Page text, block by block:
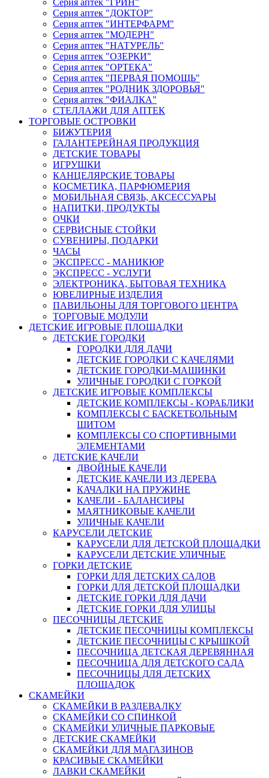
Серия аптек "ДОКТОР"
Серия аптек "ИНТЕРФАРМ"
Серия аптек "МОДЕРН"
Серия аптек "НАТУРЕЛЬ"
Серия аптек "ОЗЕРКИ"
Серия аптек "ОРТЕКА"
Серия аптек "ПЕРВАЯ ПОМОЩЬ"
Серия аптек "РОДНИК ЗДОРОВЬЯ"
Серия аптек "ФИАЛКА"
СТЕЛЛАЖИ ДЛЯ АПТЕК
ТОРГОВЫЕ ОСТРОВКИ
БИЖУТЕРИЯ
ГАЛАНТЕРЕЙНАЯ ПРОДУКЦИЯ
ДЕТСКИЕ ТОВАРЫ
ИГРУШКИ
КАНЦЕЛЯРСКИЕ ТОВАРЫ
КОСМЕТИКА, ПАРФЮМЕРИЯ
МОБИЛЬНАЯ СВЯЗЬ, АКСЕССУАРЫ
НАПИТКИ, ПРОДУКТЫ
ОЧКИ
СЕРВИСНЫЕ СТОЙКИ
СУВЕНИРЫ, ПОДАРКИ
ЧАСЫ
ЭКСПРЕСС - МАНИКЮР
ЭКСПРЕСС - УСЛУГИ
ЭЛЕКТРОНИКА, БЫТОВАЯ ТЕХНИКА
ЮВЕЛИРНЫЕ ИЗДЕЛИЯ
ПАВИЛЬОНЫ ДЛЯ ТОРГОВОГО ЦЕНТРА
ТОРГОВЫЕ МОДУЛИ
ДЕТСКИЕ ИГРОВЫЕ ПЛОЩАДКИ
ДЕТСКИЕ ГОРОДКИ
ГОРОДКИ ДЛЯ ДАЧИ
ДЕТСКИЕ ГОРОДКИ С КАЧЕЛЯМИ
ДЕТСКИЕ ГОРОДКИ-МАШИНКИ
УЛИЧНЫЕ ГОРОДКИ С ГОРКОЙ
ДЕТСКИЕ ИГРОВЫЕ КОМПЛЕКСЫ
ДЕТСКИЕ КОМПЛЕКСЫ - КОРАБЛИКИ
КОМПЛЕКСЫ С БАСКЕТБОЛЬНЫМ
ЩИТОМ
КОМПЛЕКСЫ СО СПОРТИВНЫМИ
ЭЛЕМЕНТАМИ
ДЕТСКИЕ КАЧЕЛИ
ДВОЙНЫЕ КАЧЕЛИ
ДЕТСКИЕ КАЧЕЛИ ИЗ ДЕРЕВА
КАЧАЛКИ НА ПРУЖИНЕ
КАЧЕЛИ - БАЛАНСИРЫ
МАЯТНИКОВЫЕ КАЧЕЛИ
УЛИЧНЫЕ КАЧЕЛИ
КАРУСЕЛИ ДЕТСКИЕ
КАРУСЕЛИ ДЛЯ ДЕТСКОЙ ПЛОЩАДКИ
КАРУСЕЛИ ДЕТСКИЕ УЛИЧНЫЕ
ГОРКИ ДЕТСКИЕ
ГОРКИ ДЛЯ ДЕТСКИХ САДОВ
ГОРКИ ДЛЯ ДЕТСКОЙ ПЛОЩАДКИ
ДЕТСКИЕ ГОРКИ ДЛЯ ДАЧИ
ДЕТСКИЕ ГОРКИ ДЛЯ УЛИЦЫ
ПЕСОЧНИЦЫ ДЕТСКИЕ
ДЕТСКИЕ ПЕСОЧНИЦЫ КОМПЛЕКСЫ
ДЕТСКИЕ ПЕСОЧНИЦЫ С КРЫШКОЙ
ПЕСОЧНИЦА ДЕТСКАЯ ДЕРЕВЯННАЯ
ПЕСОЧНИЦА ДЛЯ ДЕТСКОГО САДА
ПЕСОЧНИЦЫ ДЛЯ ДЕТСКИХ
ПЛОЩАДОК
СКАМЕЙКИ
СКАМЕЙКИ В РАЗДЕВАЛКУ
СКАМЕЙКИ СО СПИНКОЙ
СКАМЕЙКИ УЛИЧНЫЕ ПАРКОВЫЕ
ДЕТСКИЕ СКАМЕЙКИ
СКАМЕЙКИ ДЛЯ МАГАЗИНОВ
КРАСИВЫЕ СКАМЕЙКИ
ЛАВКИ СКАМЕЙКИ